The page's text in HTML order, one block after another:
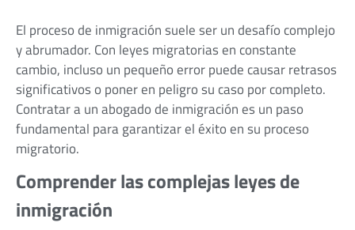
El proceso de inmigración suele ser un desafío complejo
y abrumador. Con leyes migratorias en constante
cambio, incluso un pequeño error puede causar retrasos
significativos o poner en peligro su caso por completo.
Contratar a un abogado de inmigración es un paso
fundamental para garantizar el éxito en su proceso
migratorio.
Comprender las complejas leyes de
inmigración